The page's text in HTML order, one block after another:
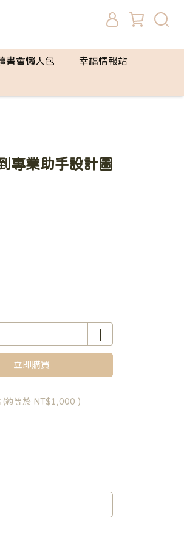
書會懶人包 幸福情報站
專業助手設計圖
立即購買
(約等於 NT$1,000 )